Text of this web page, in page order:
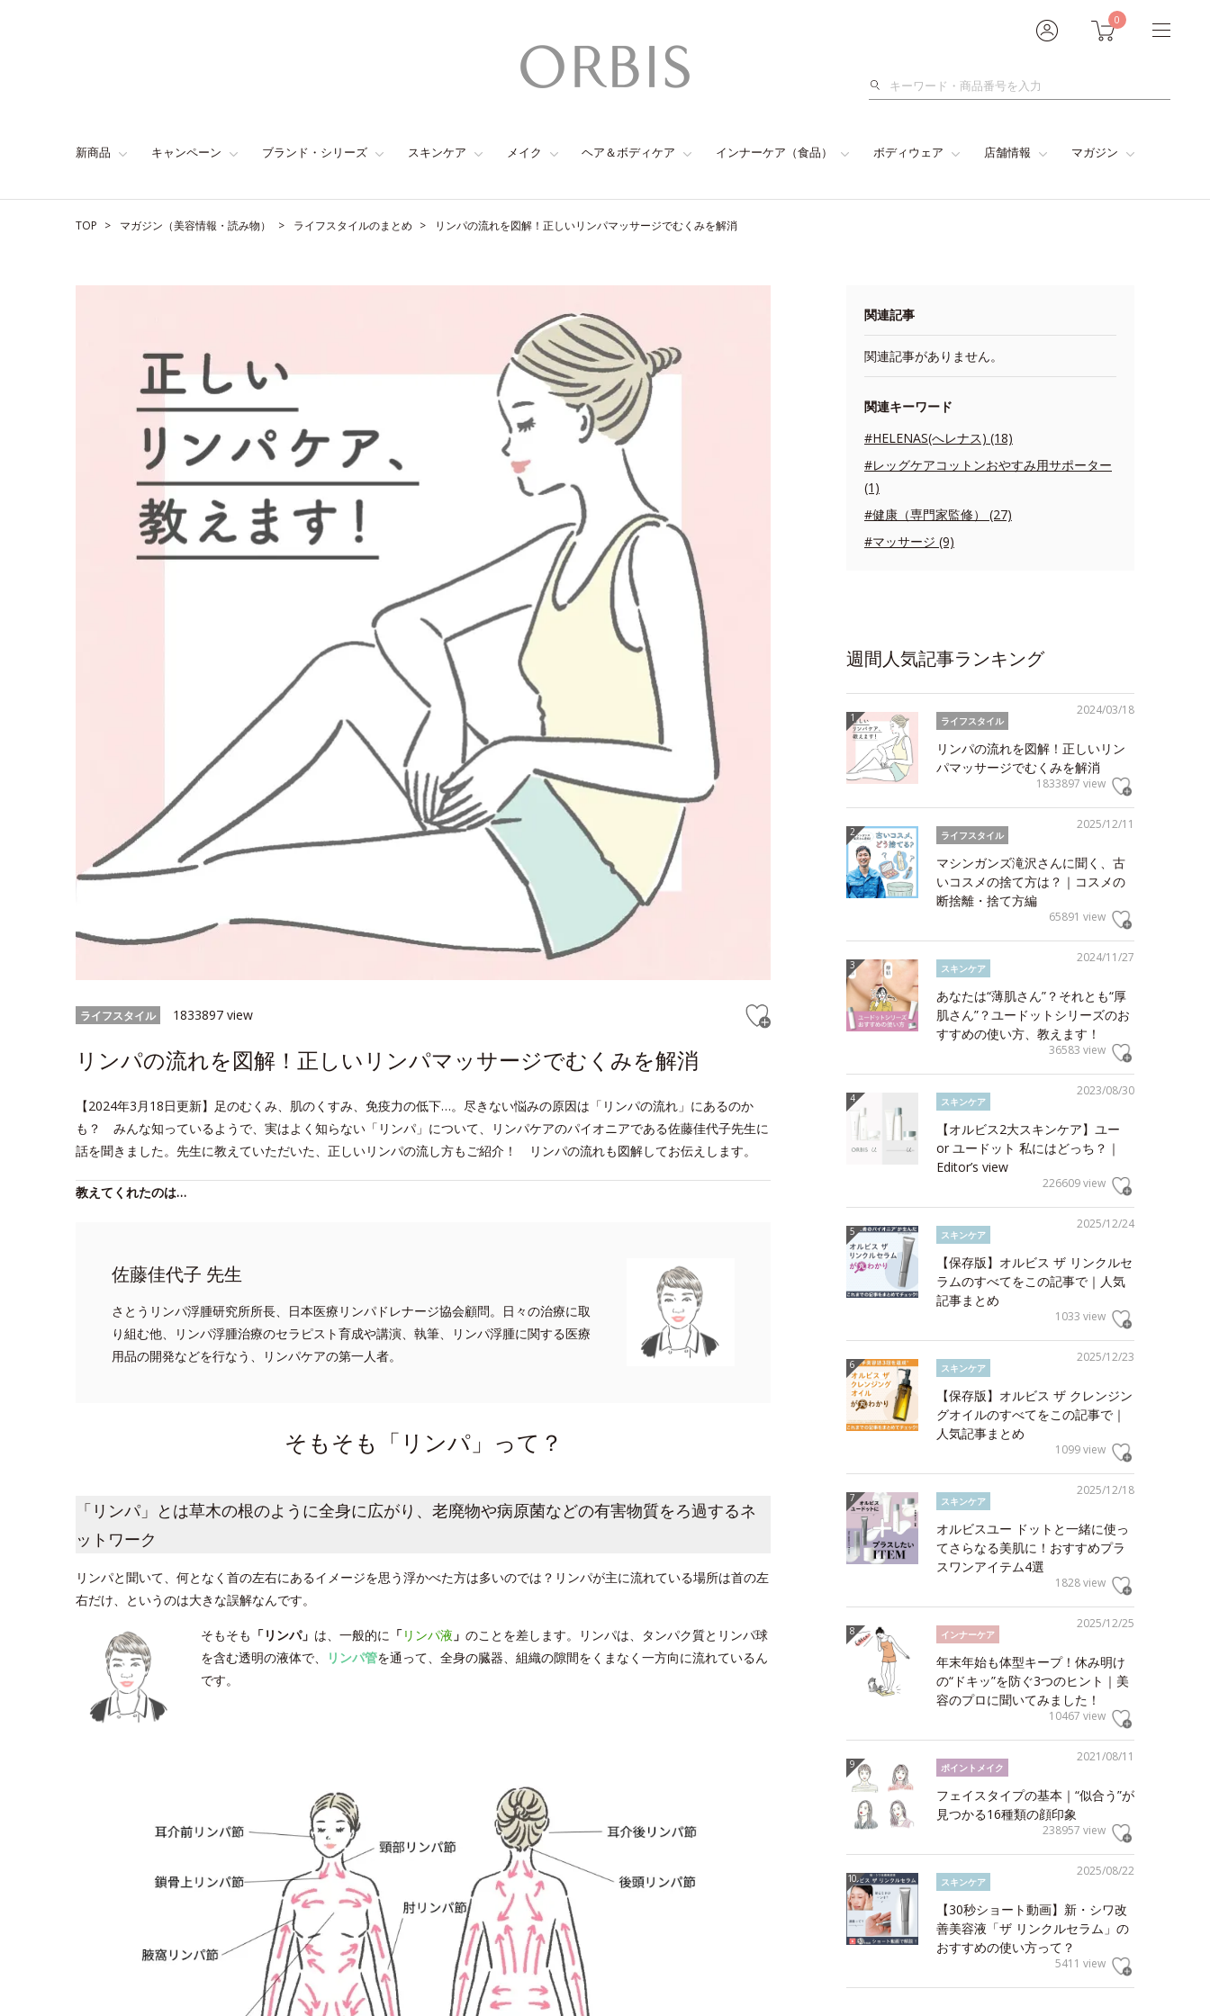
0
検
新商品 キャンペーン ブランド・シリーズ スキンケア メイク ヘア＆ボディケア インナーケア（食品） ボディウェア 店舗情報 マガジン
TOP マガジン（美容情報・読み物） ライフスタイルのまとめ リンパの流れを図解！正しいリンパマッサージでむくみを解消
ライフスタイル 1833897 view
リンパの流れを図解！正しいリンパマッサージでむくみを解消
【2024年3月18日更新】足のむくみ、肌のくすみ、免疫力の低下…。尽きない悩みの原因は「リンパの流れ」にあるのか
も？ みんな知っているようで、実はよく知らない「リンパ」について、リンパケアのパイオニアである佐藤佳代子先生に
話を聞きました。先生に教えていただいた、正しいリンパの流し方もご紹介！ リンパの流れも図解してお伝えします。
教えてくれたのは…
佐藤佳代子 先生
さとうリンパ浮腫研究所所長、日本医療リンパドレナージ協会顧問。日々の治療に取
り組む他、リンパ浮腫治療のセラピスト育成や講演、執筆、リンパ浮腫に関する医療
用品の開発などを行なう、リンパケアの第一人者。
そもそも「リンパ」って？
「リンパ」とは草木の根のように全身に広がり、老廃物や病原菌などの有害物質をろ過するネ
ットワーク
リンパと聞いて、何となく首の左右にあるイメージを思う浮かべた方は多いのでは？リンパが主に流れている場所は首の左
右だけ、というのは大きな誤解なんです。
そもそも 「リンパ」 は、一般的に 「リンパ液 」 のことを差します。リンパは、タンパク質とリンパ球
を含む透明の液体で、
リンパ管を通って、全身の臓器、組織の隙間をくまなく一方向に流れているん
です。
関連記事
関連記事がありません。
関連キーワード
#HELENAS(へレナス) (18)
#レッグケアコットンおやすみ用サポーター
(1)
#健康（専門家監修） (27)
#マッサージ (9)
週間人気記事ランキング
2024/03/18
ライフスタイル
リンパの流れを図解！正しいリン
パマッサージでむくみを解消
1833897 view
2025/12/11
ライフスタイル
マシンガンズ滝沢さんに聞く、古
いコスメの捨て方は？｜コスメの
断捨離・捨て方編
65891 view
2024/11/27
スキンケア
あなたは“薄肌さん”？それとも“厚
肌さん”？ユードットシリーズのお
すすめの使い方、教えます！
36583 view
2023/08/30
スキンケア
【オルビス2大スキンケア】ユー
or ユードット 私にはどっち？｜
Editor’s view
226609 view
2025/12/24
スキンケア
【保存版】オルビス ザ リンクルセ
ラムのすべてをこの記事で｜人気
記事まとめ
1033 view
2025/12/23
スキンケア
【保存版】オルビス ザ クレンジン
グオイルのすべてをこの記事で｜
人気記事まとめ
1099 view
2025/12/18
スキンケア
オルビスユー ドットと一緒に使っ
てさらなる美肌に！おすすめプラ
スワンアイテム4選
1828 view
2025/12/25
インナーケア
年末年始も体型キープ！休み明け
の“ドキッ”を防ぐ3つのヒント｜美
容のプロに聞いてみました！
10467 view
2021/08/11
ポイントメイク
フェイスタイプの基本｜“似合う”が
見つかる16種類の顔印象
238957 view
2025/08/22
スキンケア
【30秒ショート動画】新・シワ改
善美容液「ザ リンクルセラム」の
おすすめの使い方って？
5411 view